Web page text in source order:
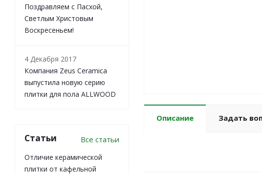
Описание Задать
Поздравляем с Пасхой,
Светлым Христовым
Воскресеньем!
4 Декабря 2017
Компания Zeus Ceramica
выпустила новую серию
плитки для пола ALLWOOD
Статьи Все статьи
Отличие керамической
плитки от кафельной